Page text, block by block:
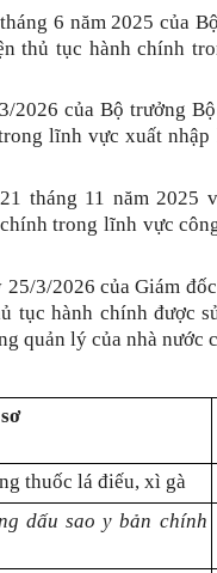
6 năm 2025 của
thủ tục hành chính
2026 của Bộ trưởng
lĩnh vực xuất
tháng 11 năm 2025
trong lĩnh vực
3/2026 của Giám
tục hành chính được
quản lý của nhà nước
thuốc lá điếu, xì gà
dấu sao y bản chính